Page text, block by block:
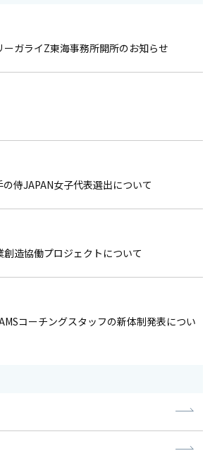
ガライZ東海事務所開所のお知らせ
の侍JAPAN女子代表選出について
造協働プロジェクトについて
コーチングスタッフの新体制発表につい